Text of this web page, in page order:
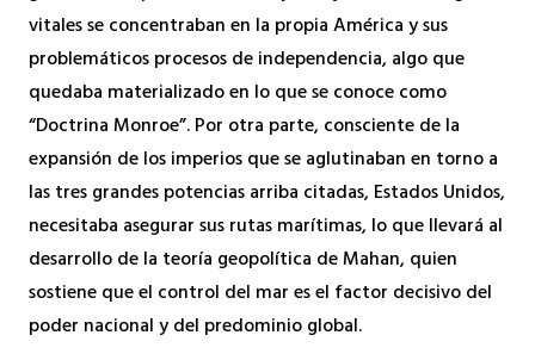
vitales se concentraban en la propia América y sus
problemáticos procesos de independencia, algo que
quedaba materializado en lo que se conoce como
“Doctrina Monroe”. Por otra parte, consciente de la
expansión de los imperios que se aglutinaban en torno a
las tres grandes potencias arriba citadas, Estados Unidos,
necesitaba asegurar sus rutas marítimas, lo que llevará al
desarrollo de la teoría geopolítica de Mahan, quien
sostiene que el control del mar es el factor decisivo del
poder nacional y del predominio global.